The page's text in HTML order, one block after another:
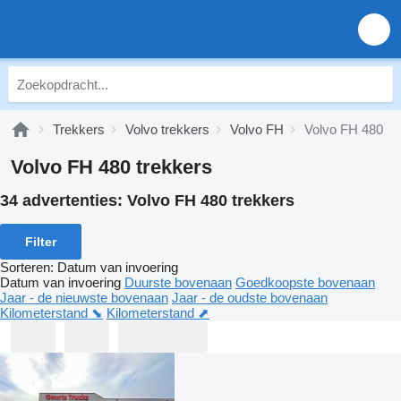
Trekkers Volvo trekkers Volvo FH Volvo FH 480
Volvo FH 480 trekkers
34 advertenties: Volvo FH 480 trekkers
Filter
Sorteren: Datum van invoering
Datum van invoering Duurste bovenaan Goedkoopste bovenaan
Jaar - de nieuwste bovenaan Jaar - de oudste bovenaan
Kilometerstand ⬊ Kilometerstand ⬈